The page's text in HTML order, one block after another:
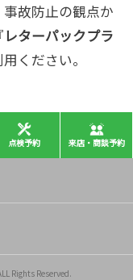
故防止の観点か
レターパックプラ
ください。
点検予約 来店・商談予約
Rights Reserved.